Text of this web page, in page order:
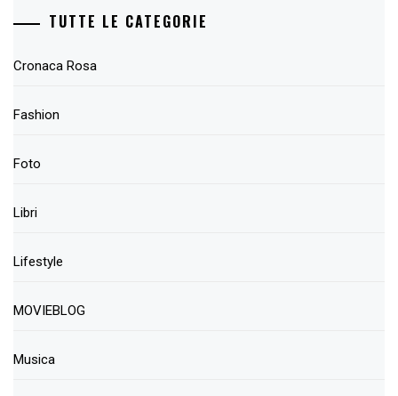
TUTTE LE CATEGORIE
Cronaca Rosa
Fashion
Foto
Libri
Lifestyle
MOVIEBLOG
Musica